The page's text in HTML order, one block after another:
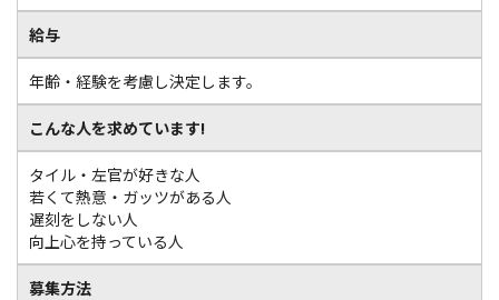
給与
年齢・経験を考慮し決定します。
こんな人を求めています!
タイル・左官が好きな人
若くて熱意・ガッツがある人
遅刻をしない人
向上心を持っている人
募集方法